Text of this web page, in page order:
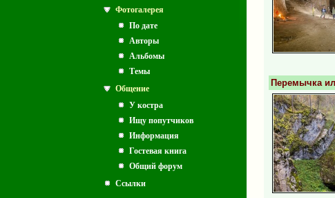
Фотогалерея
По дате
Авторы
Альбомы
Темы
Общение
У костра
Ищу попутчиков
Информация
Гостевая книга
Общий форум
Ссылки
Перемычка